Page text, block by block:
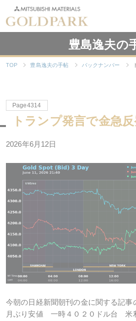
豊島逸夫の
TOP 豊島逸夫の手帖 バックナンバー
Page4314
トランプ発言で金急
2026年6月12日
今朝の日経新聞朝刊の金に関する記事
月ぶり安値 一時４０２０ドル台 米